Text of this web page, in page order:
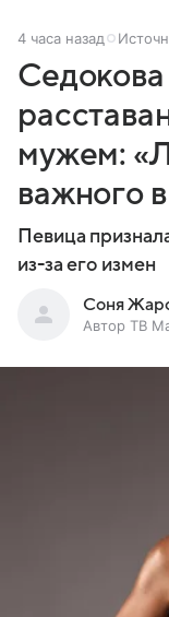
4 часа назад
мужем:
важного
Певица
из-за его измен
Соня
Автор ТВ